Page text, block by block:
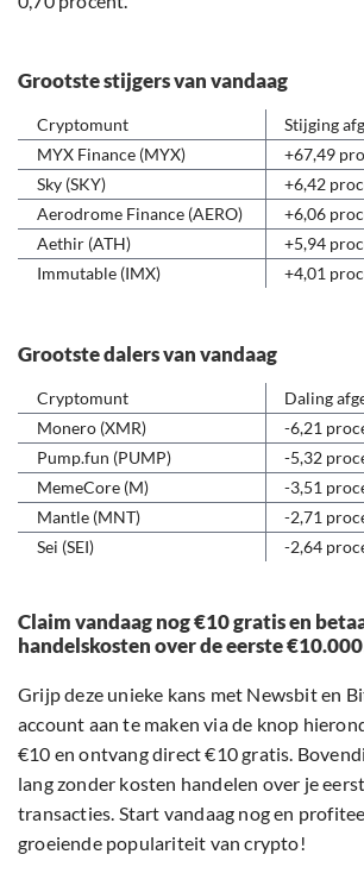
Grootste stijgers van vandaag
Cryptomunt
Stijging
MYX Finance (MYX)
+67,49
Sky (SKY)
+6,42
Aerodrome Finance (AERO)
+6,06
Aethir (ATH)
+5,94
Immutable (IMX)
+4,01
Grootste dalers van vandaag
Cryptomunt
Daling
Monero (XMR)
-6,21
Pump.fun (PUMP)
-5,32
MemeCore (M)
-3,51
Mantle (MNT)
-2,71
Sei (SEI)
-2,64
Claim vandaag nog €10 gratis en
handelskosten over de eerste
Grijp deze unieke kans met Newsbit en
account aan te maken via de knop
€10 en ontvang direct €10 gratis.
lang zonder kosten handelen over je
transacties. Start vandaag nog en
groeiende populariteit van crypto!